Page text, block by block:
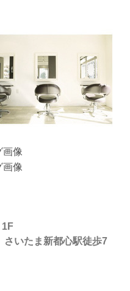
いたま新都心駅徒歩7